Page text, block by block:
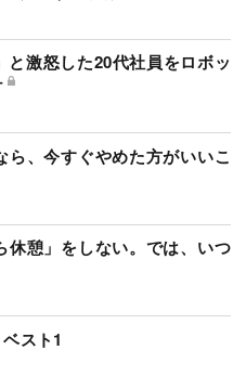
激怒した20代社員をロボッ
ら、今すぐやめた方がいいこ
休憩」をしない。では、いつ
スト1